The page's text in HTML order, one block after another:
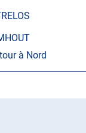
à Nord